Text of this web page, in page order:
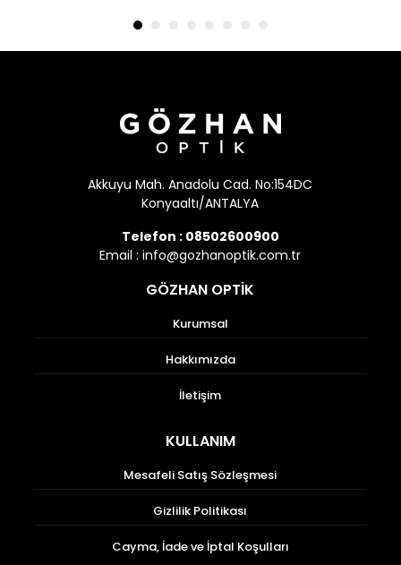
Akkuyu Mah. Anadolu Cad. No:154DC
Konyaaltı/ANTALYA
Telefon : 08502600900
Email :info@gozhanoptik.com.tr
GÖZHAN OPTİK
Kurumsal
Hakkımızda
İletişim
KULLANIM
Mesafeli Satış Sözleşmesi
Gizlilik Politikası
Cayma, İade ve İptal Koşulları